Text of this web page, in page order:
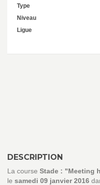
Type
Niveau
Ligue
DESCRIPTION
La course Stade : "Meeting
le samedi 09 janvier 2016